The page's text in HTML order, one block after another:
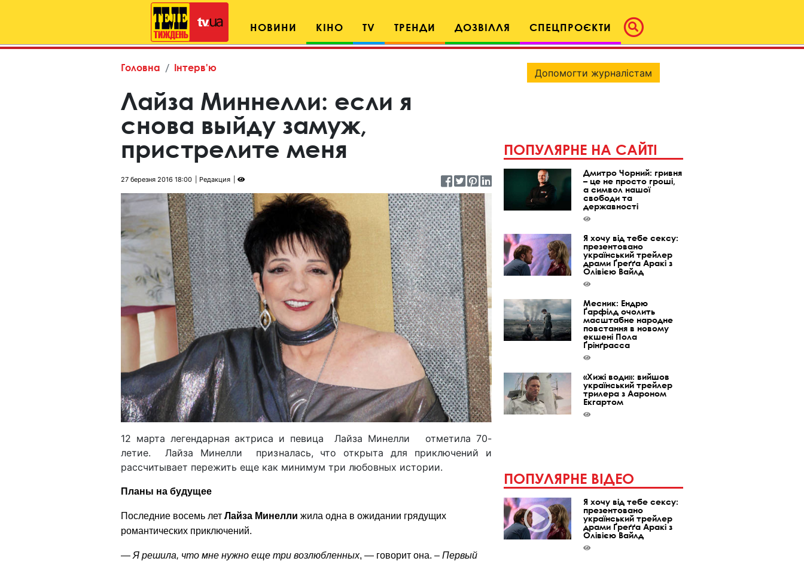
НОВИНИ КІНО TV ТРЕНДИ ДОЗВІЛЛЯ СПЕЦПРОЄКТИ
Головна Інтерв'ю
Лайза Миннелли: если я
снова выйду замуж,
пристрелите меня
27 березня 2016 18:00 Редакция
12 марта легендарная актриса и певица Лайза Минелли отметила 70-
летие. Лайза Минелли призналась, что открыта для приключений и
рассчитывает пережить еще как минимум три любовных истории.
Планы на будущее
Последние восемь лет Лайза Минелли жила одна в ожидании грядущих
романтических приключений.
— Я решила, что мне нужно еще три возлюбленных, — говорит она. – Первый
Допомогти журналістам
ПОПУЛЯРНЕ НА САЙТІ
Дмитро Чорний: гривня
– це не просто гроші,
а символ нашої
свободи та
державності
Я хочу від тебе сексу:
презентовано
український трейлер
драми Ґреґґа Аракі з
Олівією Вайлд
Месник: Ендрю
Ґарфілд очолить
масштабне народне
повстання в новому
екшені Пола
Ґрінґрасса
«Хижі води»: вийшов
український трейлер
трилера з Аароном
Екгартом
ПОПУЛЯРНЕ ВІДЕО
Я хочу від тебе сексу:
презентовано
український трейлер
драми Ґреґґа Аракі з
Олівією Вайлд